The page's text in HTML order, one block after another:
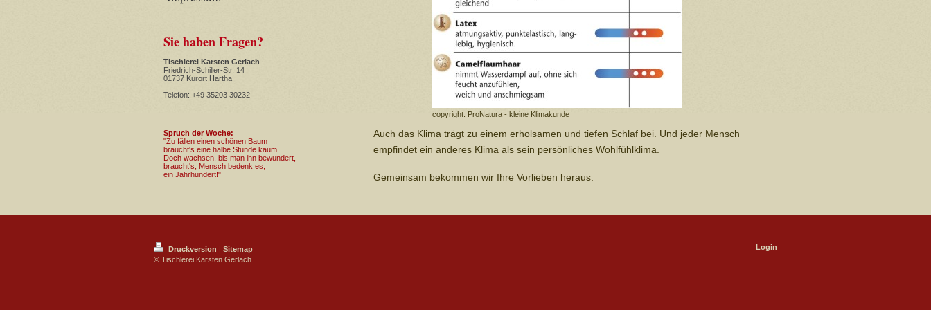
copyright: ProNatura - kleine Klimakunde
Auch das Klima trägt zu einem erholsamen und tiefen Schlaf bei. Und jeder Mensch
empfindet ein anderes Klima als sein persönliches Wohlfühlklima.
Gemeinsam bekommen wir Ihre Vorlieben heraus.
Sie haben Fragen?
Tischlerei Karsten Gerlach
Friedrich-Schiller-Str. 14
01737 Kurort Hartha
Telefon: +49 35203 30232
Spruch der Woche:
"Zu fällen einen schönen Baum
braucht's eine halbe Stunde kaum.
Doch wachsen, bis man ihn bewundert,
braucht's, Mensch bedenk es,
ein Jahrhundert!"
Druckversion | Sitemap
© Tischlerei Karsten Gerlach
Login